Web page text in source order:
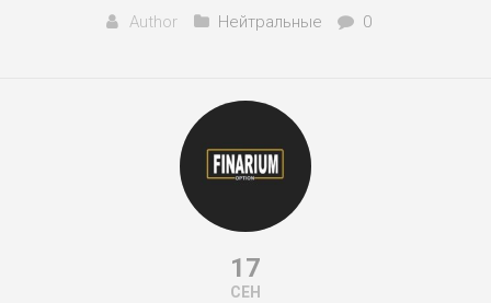
Author Нейтральные 0
17
СЕН